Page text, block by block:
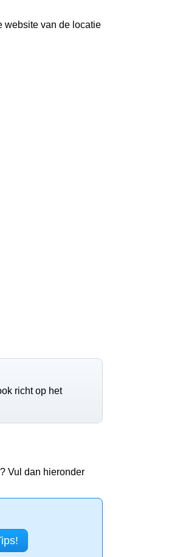
website van de locatie
richt op het
Vul dan hieronder